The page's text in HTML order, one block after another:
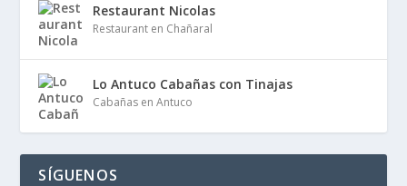
Restaurant Nicolas
Restaurant en Chañaral
Lo Antuco Cabañas con Tinajas
Cabañas en Antuco
SÍGUENOS